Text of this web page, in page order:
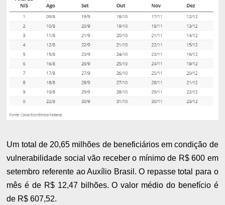
Um total de 20,65 milhões de beneficiários em condição de
vulnerabilidade social vão receber o mínimo de R$ 600 em
setembro referente ao Auxílio Brasil. O repasse total para o
mês é de R$ 12,47 bilhões. O valor médio do benefício é
de R$ 607,52.